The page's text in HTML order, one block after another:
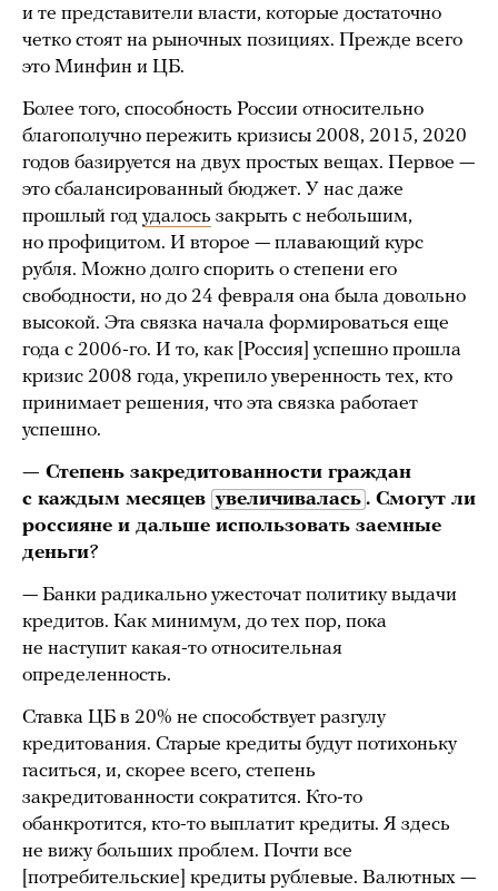
и те представители власти, которые достаточно
четко стоят на рыночных позициях. Прежде всего
это Минфин и ЦБ.
Более того, способность России относительно
благополучно пережить кризисы 2008, 2015, 2020
годов базируется на двух простых вещах. Первое —
это сбалансированный бюджет. У нас даже
прошлый год удалось закрыть с небольшим,
но профицитом. И второе — плавающий курс
рубля. Можно долго спорить о степени его
свободности, но до 24 февраля она была довольно
высокой. Эта связка начала формироваться еще
года с 2006-го. И то, как [Россия] успешно прошла
кризис 2008 года, укрепило уверенность тех, кто
принимает решения, что эта связка работает
успешно.
— Степень закредитованности граждан
с каждым месяцев увеличивалась . Смогут ли
россияне и дальше использовать заемные
деньги?
— Банки радикально ужесточат политику выдачи
кредитов. Как минимум, до тех пор, пока
не наступит какая-то относительная
определенность.
Ставка ЦБ в 20% не способствует разгулу
кредитования. Старые кредиты будут потихоньку
гаситься, и, скорее всего, степень
закредитованности сократится. Кто-то
обанкротится, кто-то выплатит кредиты. Я здесь
не вижу больших проблем. Почти все
[потребительские] кредиты рублевые. Валютных —